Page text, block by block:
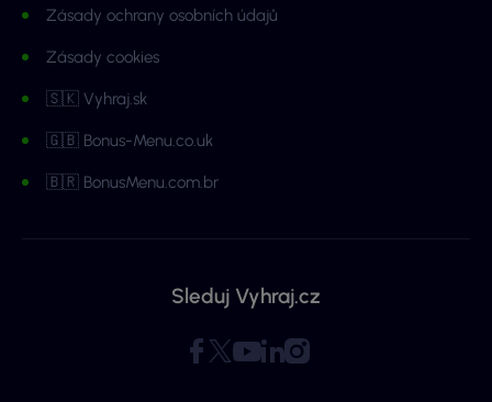
Zásady ochrany osobních údajů
Zásady cookies
🇸🇰 Vyhraj.sk
🇬🇧 Bonus-Menu.co.uk
🇧🇷 BonusMenu.com.br
Sleduj Vyhraj.cz